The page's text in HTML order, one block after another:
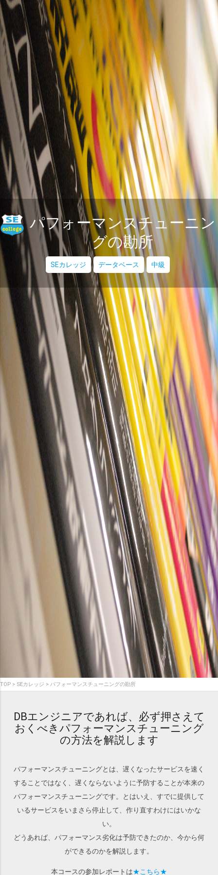
パフォーマンスチューニン
グの勘所
SEカレッジ データベース 中級
TOP SEカレッジ パフォーマンスチューニングの勘所
DBエンジニアであれば、必ず押さえて
おくべきパフォーマンスチューニング
の方法を解説します
パフォーマンスチューニングとは、遅くなったサービスを速く
することではなく、遅くならないように予防することが本来の
パフォーマンスチューニングです。とはいえ、すでに提供して
いるサービスをいまさら停止して、作り直すわけにはいかな
い。
どうあれば、パフォーマンス劣化は予防できたのか、今から何
ができるのかを解説します。
本コースの参加レポートは★こちら★